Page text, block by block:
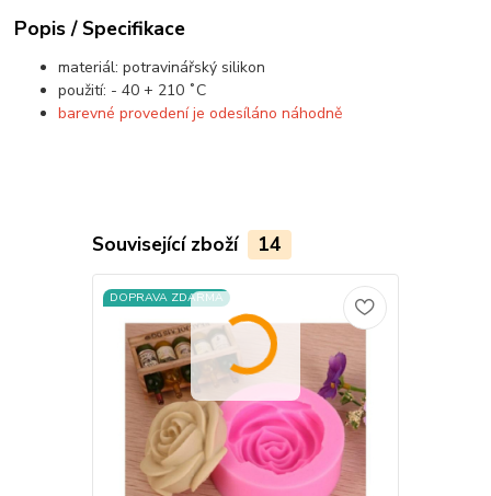
Popis / Specifikace
materiál: potravinářský silikon
použití: - 40 + 210 ˚C
barevné provedení je odesíláno náhodně
Související zboží 14
DOPRAVA ZDARMA